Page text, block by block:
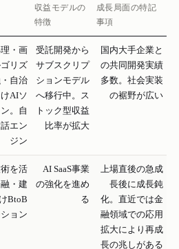
収益モデルの
特徴
成長局面の特記
事項
・画
リズ
自治
AIソ
。自
エン
ジン
受託開発から
サブスクリプ
ションモデル
へ移行中。ス
トック型収益
比率が拡大
国内大手企業と
の共同開発実績
多数。社会実装
の裾野が広い
を活
・建
BtoB
ョン
AI SaaS事業
の強化を進め
る
上場直後の急成
長後に成長鈍
化。直近では金
融領域での応用
拡大により再成
長の兆しがある